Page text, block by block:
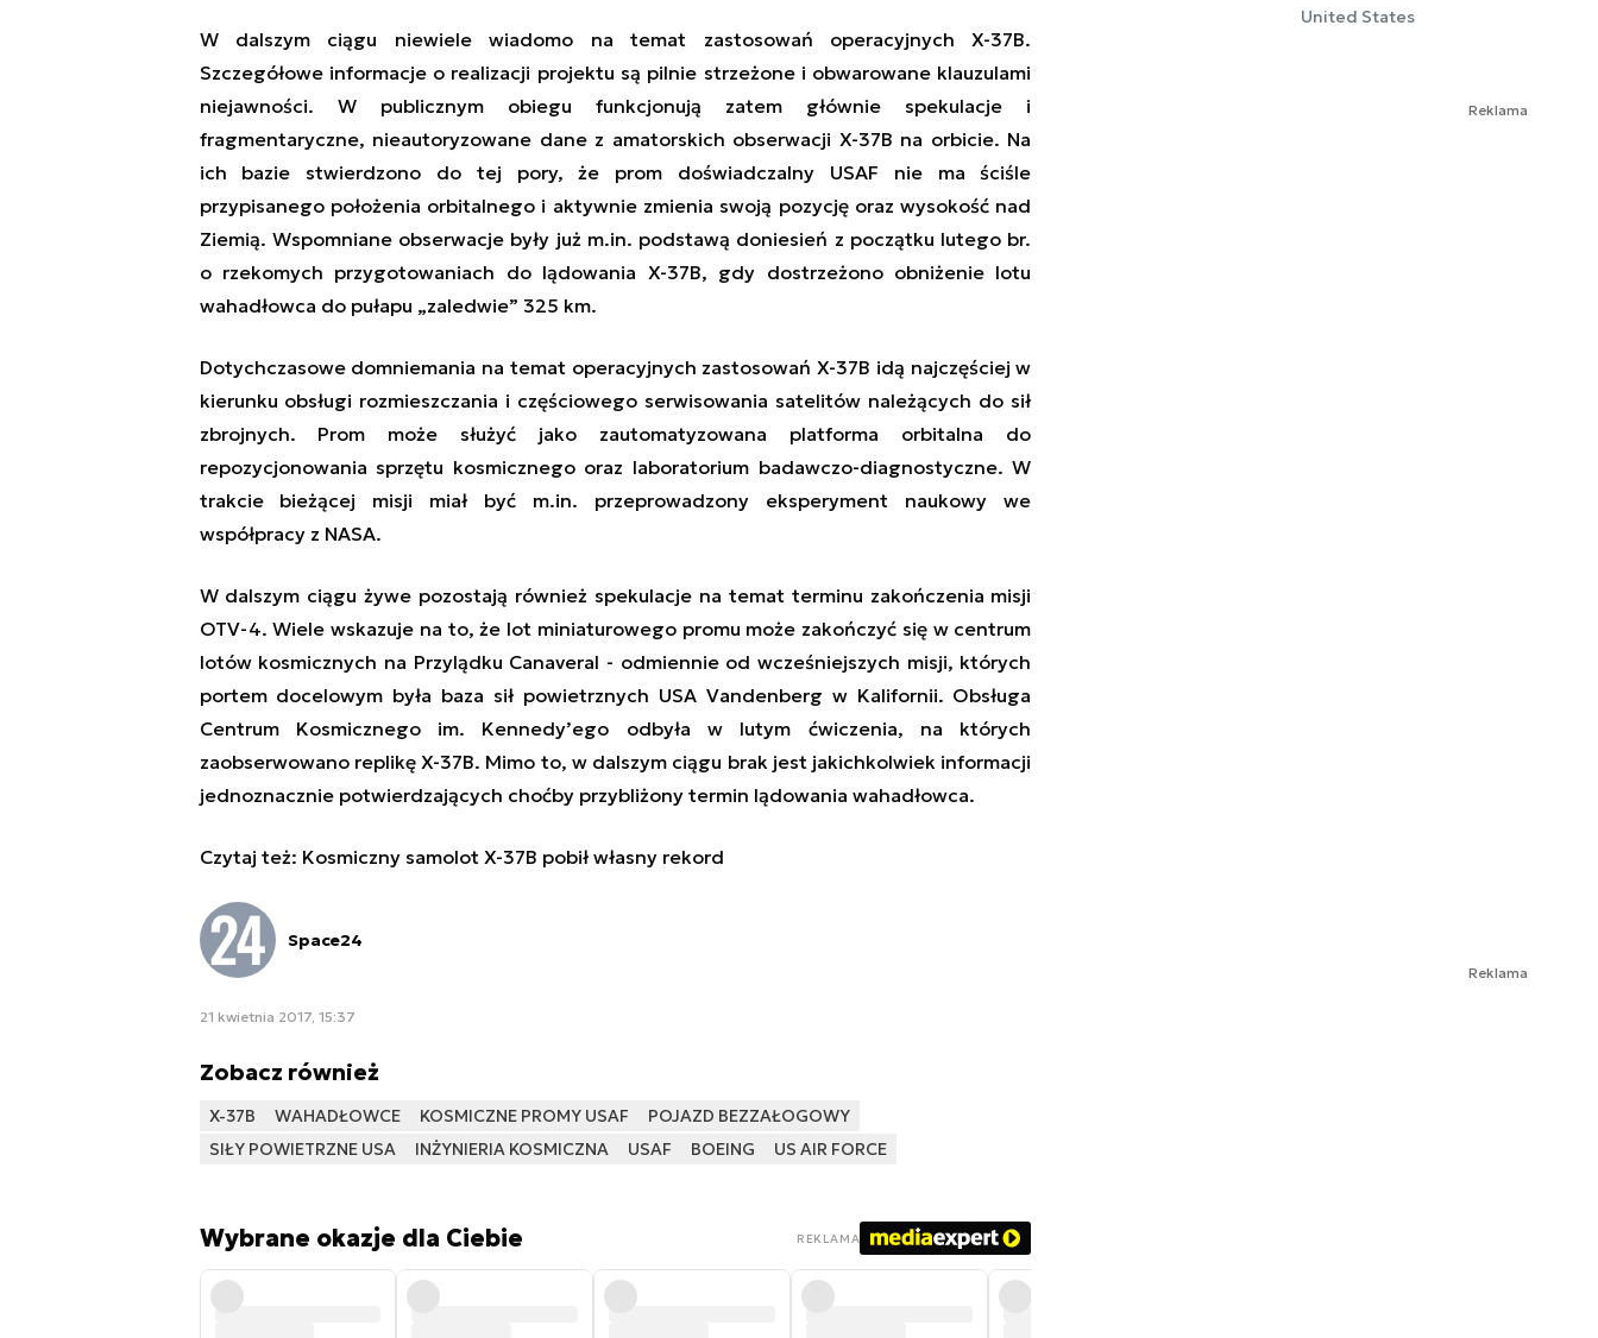
W dalszym ciągu niewiele wiadomo na temat zastosowań operacyjnych X-37B.
Szczegółowe informacje o realizacji projektu są pilnie strzeżone i obwarowane klauzulami
niejawności. W publicznym obiegu funkcjonują zatem głównie spekulacje i
fragmentaryczne, nieautoryzowane dane z amatorskich obserwacji X-37B na orbicie. Na
ich bazie stwierdzono do tej pory, że prom doświadczalny USAF nie ma ściśle
przypisanego położenia orbitalnego i aktywnie zmienia swoją pozycję oraz wysokość nad
Ziemią. Wspomniane obserwacje były już m.in. podstawą doniesień z początku lutego br.
o rzekomych przygotowaniach do lądowania X-37B, gdy dostrzeżono obniżenie lotu
wahadłowca do pułapu „zaledwie” 325 km.
Dotychczasowe domniemania na temat operacyjnych zastosowań X-37B idą najczęściej w
kierunku obsługi rozmieszczania i częściowego serwisowania satelitów należących do sił
zbrojnych. Prom może służyć jako zautomatyzowana platforma orbitalna do
repozycjonowania sprzętu kosmicznego oraz laboratorium badawczo-diagnostyczne. W
trakcie bieżącej misji miał być m.in. przeprowadzony eksperyment naukowy we
współpracy z NASA.
W dalszym ciągu żywe pozostają również spekulacje na temat terminu zakończenia misji
OTV-4. Wiele wskazuje na to, że lot miniaturowego promu może zakończyć się w centrum
lotów kosmicznych na Przylądku Canaveral - odmiennie od wcześniejszych misji, których
portem docelowym była baza sił powietrznych USA Vandenberg w Kalifornii. Obsługa
Centrum Kosmicznego im. Kennedy’ego odbyła w lutym ćwiczenia, na których
zaobserwowano replikę X-37B. Mimo to, w dalszym ciągu brak jest jakichkolwiek informacji
jednoznacznie potwierdzających choćby przybliżony termin lądowania wahadłowca.
Czytaj też: Kosmiczny samolot X-37B pobił własny rekord
Space24
21 kwietnia 2017, 15:37
Zobacz również
X-37B WAHADŁOWCE KOSMICZNE PROMY USAF
POJAZD BEZZAŁOGOWY
SIŁY POWIETRZNE USA
INŻYNIERIA KOSMICZNA USAF BOEING US AIR FORCE
Wybrane okazje dla Ciebie REKLAMA
United States
Reklama
Reklama